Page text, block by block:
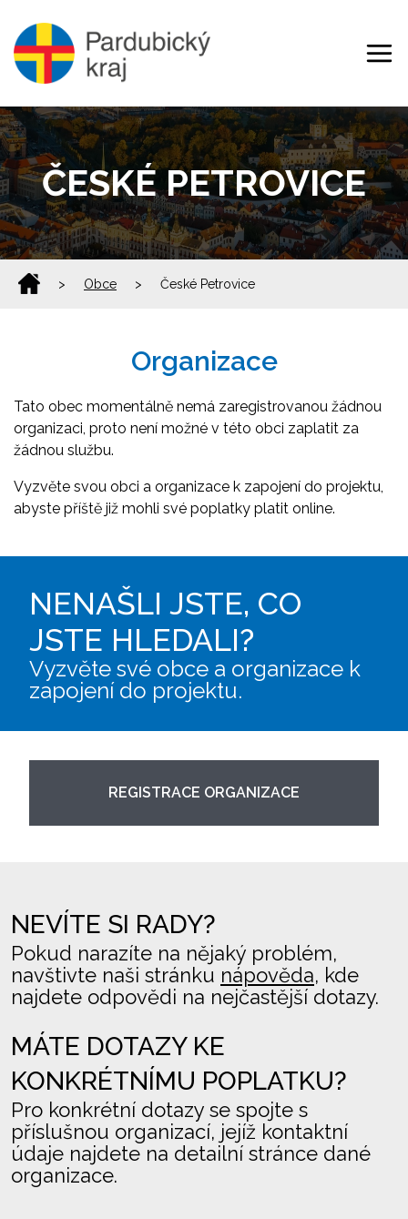
ČESKÉ PETROVICE
> Obce > České Petrovice
Organizace
Tato obec momentálně nemá zaregistrovanou žádnou
organizaci, proto není možné v této obci zaplatit za
žádnou službu.
Vyzvěte svou obci a organizace k zapojení do projektu,
abyste příště již mohli své poplatky platit online.
NENAŠLI JSTE, CO
JSTE HLEDALI?
Vyzvěte své obce a organizace k
zapojení do projektu.
REGISTRACE ORGANIZACE
NEVÍTE SI RADY?
Pokud narazíte na nějaký problém,
navštivte naši stránku nápověda, kde
najdete odpovědi na nejčastější dotazy.
MÁTE DOTAZY KE
KONKRÉTNÍMU POPLATKU?
Pro konkrétní dotazy se spojte s
příslušnou organizací, jejíž kontaktní
údaje najdete na detailní stránce dané
organizace.